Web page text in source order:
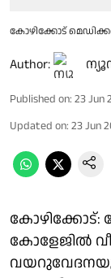
കോഴിക്കോട്
Author:
Published on: 23 Jun
Updated on: 23 Jun
കോഴിക്കോട്:
കോളേജിൽ